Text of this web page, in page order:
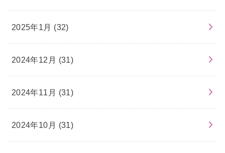
2025年1月 (32)
2024年12月 (31)
2024年11月 (31)
2024年10月 (31)